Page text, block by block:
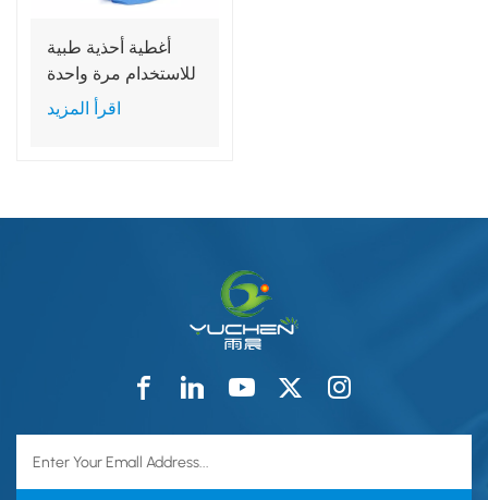
أغطية أحذية طبية
للاستخدام مرة واحدة
مصنوعة من غشاء
بولي إيثيلين غير
اقرأ المزيد